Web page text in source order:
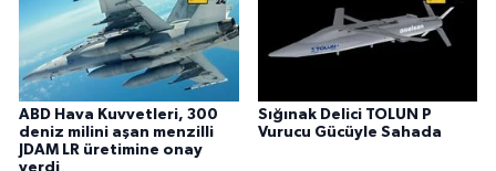
ABD Hava Kuvvetleri, 300
deniz milini aşan menzilli
JDAM LR üretimine onay
verdi
Sığınak Delici TOLUN P
Vurucu Gücüyle Sahada